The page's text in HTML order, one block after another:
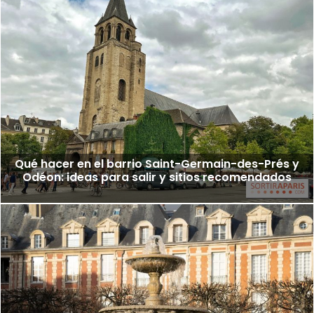
Qué hacer en el barrio Saint-Germain-des-Prés y
Odéon: ideas para salir y sitios recomendados